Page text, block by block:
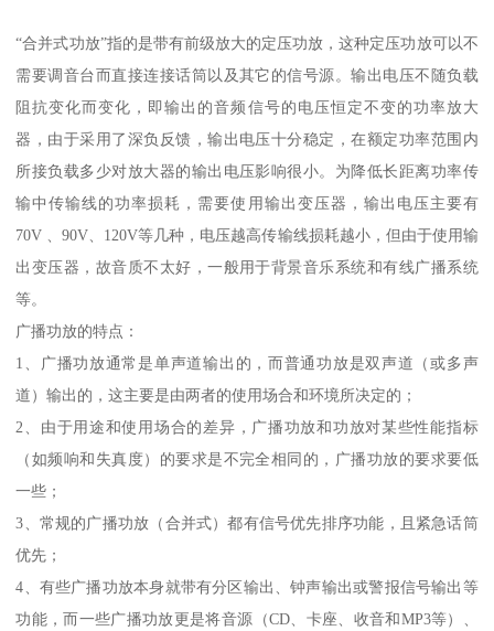
“合并式功放”指的是带有前级放大的定压功放，这种定压功放可以不
需要调音台而直接连接话筒以及其它的信号源。输出电压不随负载
阻抗变化而变化，即输出的音频信号的电压恒定不变的功率放大
器，由于采用了深负反馈，输出电压十分稳定，在额定功率范围内
所接负载多少对放大器的输出电压影响很小。为降低长距离功率传
输中传输线的功率损耗，需要使用输出变压器，输出电压主要有
70V 、90V、120V等几种，电压越高传输线损耗越小，但由于使用输
出变压器，故音质不太好，一般用于背景音乐系统和有线广播系统
等。
广播功放的特点：
1、广播功放通常是单声道输出的，而普通功放是双声道（或多声
道）输出的，这主要是由两者的使用场合和环境所决定的；
2、由于用途和使用场合的差异，广播功放和功放对某些性能指标
（如频响和失真度）的要求是不完全相同的，广播功放的要求要低
一些；
3、常规的广播功放（合并式）都有信号优先排序功能，且紧急话筒
优先；
4、有些广播功放本身就带有分区输出、钟声输出或警报信号输出等
功能，而一些广播功放更是将音源（CD、卡座、收音和MP3等）、